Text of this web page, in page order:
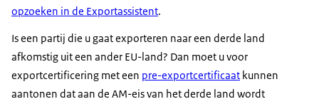
opzoeken in de Exportassistent.
Is een partij die u gaat exporteren naar een derde land
afkomstig uit een ander EU-land? Dan moet u voor
exportcertificering met een pre-exportcertificaat kunnen
aantonen dat aan de AM-eis van het derde land wordt